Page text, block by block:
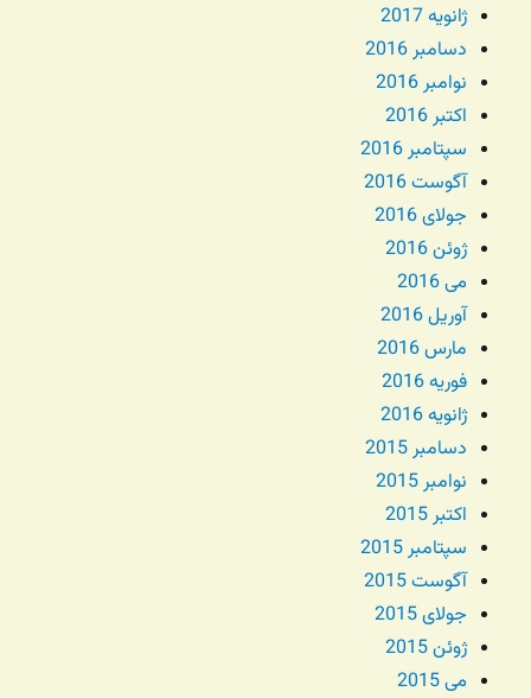
ژانویه 2017
دسامبر 2016
نوامبر 2016
اکتبر 2016
سپتامبر 2016
آگوست 2016
جولای 2016
ژوئن 2016
می 2016
آوریل 2016
مارس 2016
فوریه 2016
ژانویه 2016
دسامبر 2015
نوامبر 2015
اکتبر 2015
سپتامبر 2015
آگوست 2015
جولای 2015
ژوئن 2015
می 2015